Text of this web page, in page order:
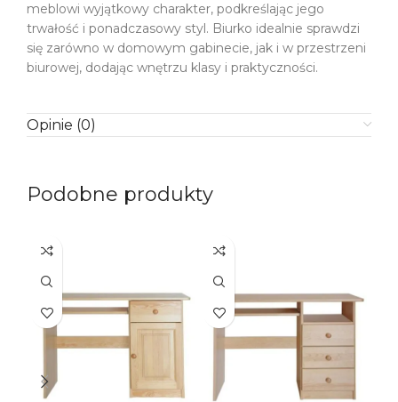
meblowi wyjątkowy charakter, podkreślając jego
trwałość i ponadczasowy styl. Biurko idealnie sprawdzi
się zarówno w domowym gabinecie, jak i w przestrzeni
biurowej, dodając wnętrzu klasy i praktyczności.
Opinie (0)
Podobne produkty